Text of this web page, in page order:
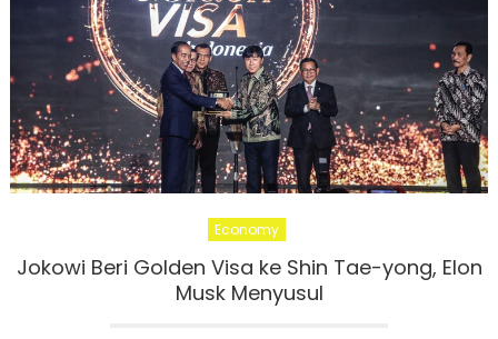
Economy
Jokowi Beri Golden Visa ke Shin Tae-yong, Elon
Musk Menyusul